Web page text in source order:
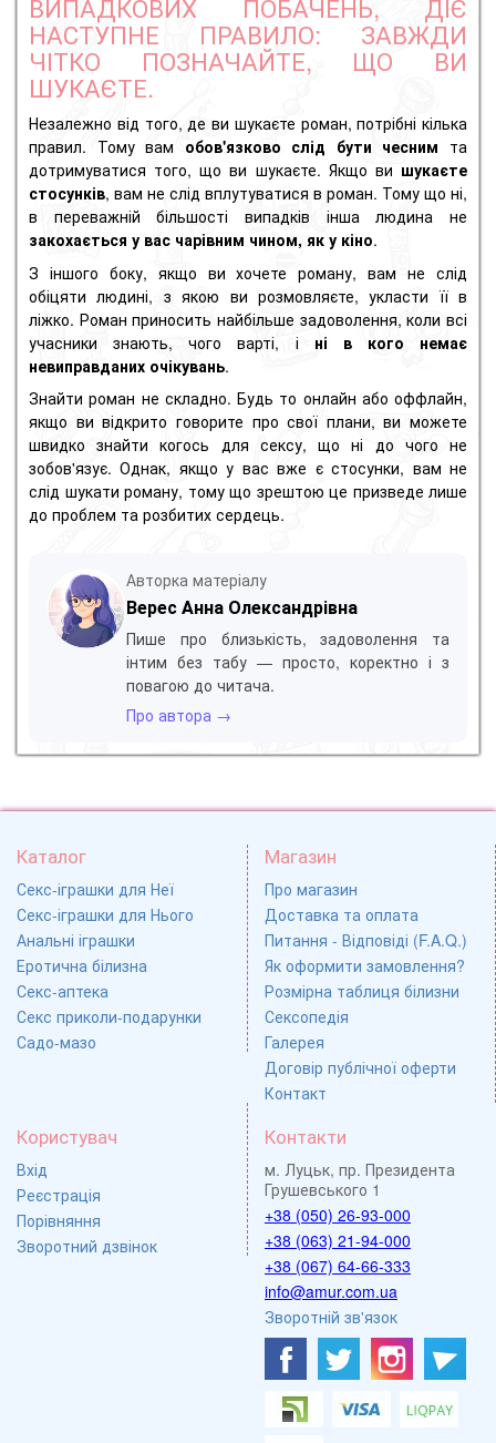
НАСТУПНЕ ПРАВИЛО: ЗАВЖДИ
ЧІТКО ПОЗНАЧАЙТЕ, ЩО ВИ
ШУКАЄТЕ.
Незалежно від того, де ви шукаєте роман, потрібні кілька
правил. Тому вам обов'язково слід бути чесним та
дотримуватися того, що ви шукаєте. Якщо ви шукаєте
стосунків, вам не слід вплутуватися в роман. Тому що ні,
в переважній більшості випадків інша людина не
закохається у вас чарівним чином, як у кіно.
З іншого боку, якщо ви хочете роману, вам не слід
обіцяти людині, з якою ви розмовляєте, укласти її в
ліжко. Роман приносить найбільше задоволення, коли всі
учасники знають, чого варті, і ні в кого немає
невиправданих очікувань.
Знайти роман не складно. Будь то онлайн або оффлайн,
якщо ви відкрито говорите про свої плани, ви можете
швидко знайти когось для сексу, що ні до чого не
зобов'язує. Однак, якщо у вас вже є стосунки, вам не
слід шукати роману, тому що зрештою це призведе лише
до проблем та розбитих сердець.
Авторка матеріалу
Верес Анна Олександрівна
Пише про близькість, задоволення та
інтим без табу — просто, коректно і з
повагою до читача.
Про автора →
Каталог
Секс-іграшки для Неї
Секс-іграшки для Нього
Анальні іграшки
Еротична білизна
Секс-аптека
Секс приколи-подарунки
Садо-мазо
Магазин
Про магазин
Доставка та оплата
Питання - Відповіді (F.A.Q.)
Як оформити замовлення?
Розмірна таблиця білизни
Сексопедія
Галерея
Договір публічної оферти
Контакт
Користувач
Вхід
Реєстрація
Порівняння
Зворотний дзвінок
Контакти
м. Луцьк, пр. Президента
Грушевського 1
+38 (050) 26-93-000
+38 (063) 21-94-000
+38 (067) 64-66-333
info@amur.com.ua
Зворотній зв'язок